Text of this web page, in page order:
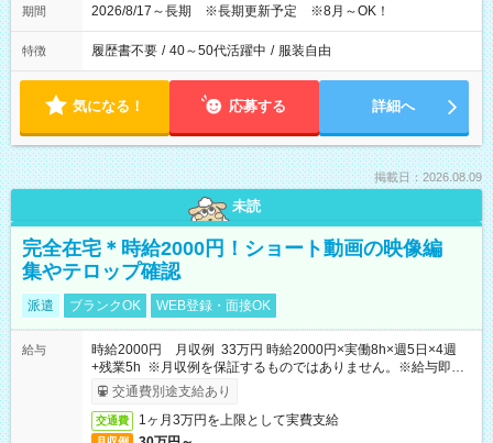
期間 2026/8/17～長期 ※長期更新予定 ※8月～OK！
特徴 履歴書不要 / 40～50代活躍中 / 服装自由
気になる！ 応募する 詳細へ
掲載日：2026.08.09
未読
完全在宅＊時給2000円！ショート動画の映像編
集やテロップ確認
派遣 ブランクOK WEB登録・面接OK
給与
時給2000円 月収例 33万円 時給2000円×実働8h×週5日×4週
+残業5h ※月収例を保証するものではありません。※給与即受
取りサービス利用可（利用条件有）
交通費別途支給あり
交通費 1ヶ月3万円を上限として実費支給